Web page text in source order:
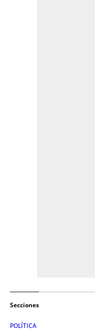
Secciones
POLÍTICA